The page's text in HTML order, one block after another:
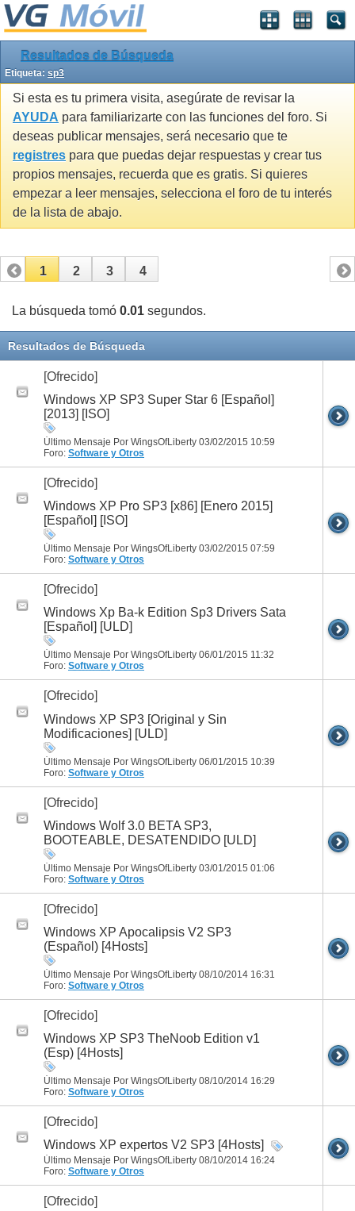
Resultados de Búsqueda
Etiqueta: sp3
Si esta es tu primera visita, asegúrate de revisar la
AYUDA para familiarizarte con las funciones del foro. Si
deseas publicar mensajes, será necesario que te
registres para que puedas dejar respuestas y crear tus
propios mensajes, recuerda que es gratis. Si quieres
empezar a leer mensajes, selecciona el foro de tu interés
de la lista de abajo.
1 2 3 4
La búsqueda tomó 0.01 segundos.
Resultados de Búsqueda
[Ofrecido]
Windows XP SP3 Super Star 6 [Español]
[2013] [ISO]
Último Mensaje Por WingsOfLiberty 03/02/2015 10:59
Foro: Software y Otros
[Ofrecido]
Windows XP Pro SP3 [x86] [Enero 2015]
[Español] [ISO]
Último Mensaje Por WingsOfLiberty 03/02/2015 07:59
Foro: Software y Otros
[Ofrecido]
Windows Xp Ba-k Edition Sp3 Drivers Sata
[Español] [ULD]
Último Mensaje Por WingsOfLiberty 06/01/2015 11:32
Foro: Software y Otros
[Ofrecido]
Windows XP SP3 [Original y Sin
Modificaciones] [ULD]
Último Mensaje Por WingsOfLiberty 06/01/2015 10:39
Foro: Software y Otros
[Ofrecido]
Windows Wolf 3.0 BETA SP3,
BOOTEABLE, DESATENDIDO [ULD]
Último Mensaje Por WingsOfLiberty 03/01/2015 01:06
Foro: Software y Otros
[Ofrecido]
Windows XP Apocalipsis V2 SP3
(Español) [4Hosts]
Último Mensaje Por WingsOfLiberty 08/10/2014 16:31
Foro: Software y Otros
[Ofrecido]
Windows XP SP3 TheNoob Edition v1
(Esp) [4Hosts]
Último Mensaje Por WingsOfLiberty 08/10/2014 16:29
Foro: Software y Otros
[Ofrecido]
Windows XP expertos V2 SP3 [4Hosts]
Último Mensaje Por WingsOfLiberty 08/10/2014 16:24
Foro: Software y Otros
[Ofrecido]